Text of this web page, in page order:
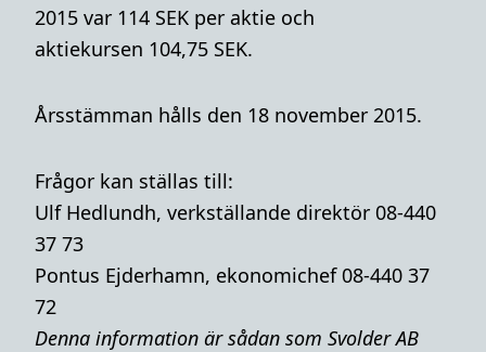
2015 var 114 SEK per aktie och
aktiekursen 104,75 SEK.
Årsstämman hålls den 18 november 2015.
Frågor kan ställas till:
Ulf Hedlundh, verkställande direktör 08-440
37 73
Pontus Ejderhamn, ekonomichef 08-440 37
72
Denna information är sådan som Svolder AB